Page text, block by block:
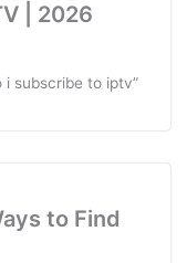
| 2026
subscribe to iptv”
to Find